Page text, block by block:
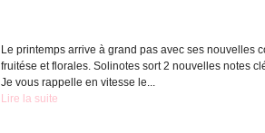
Le printemps arrive à grand pas avec ses nouvelles
fruitése et florales. Solinotes sort 2 nouvelles notes
Je vous rappelle en vitesse le...
Lire la suite